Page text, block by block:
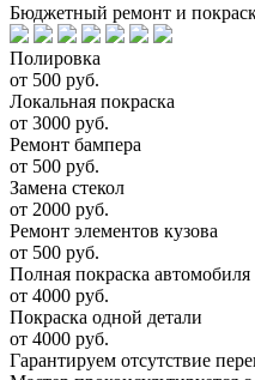
Бюджетный ремонт и
Полировка
от 500 руб.
Локальная покраска
от 3000 руб.
Ремонт бампера
от 500 руб.
Замена стекол
от 2000 руб.
Ремонт элементов кузова
от 500 руб.
Полная покраска автомобиля
от 4000 руб.
Покраска одной детали
от 4000 руб.
Гарантируем отсутствие